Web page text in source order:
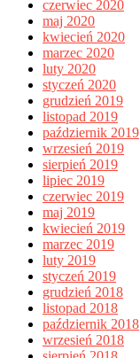
czerwiec 2020
maj 2020
kwiecień 2020
marzec 2020
luty 2020
styczeń 2020
grudzień 2019
listopad 2019
październik 2019
wrzesień 2019
sierpień 2019
lipiec 2019
czerwiec 2019
maj 2019
kwiecień 2019
marzec 2019
luty 2019
styczeń 2019
grudzień 2018
listopad 2018
październik 2018
wrzesień 2018